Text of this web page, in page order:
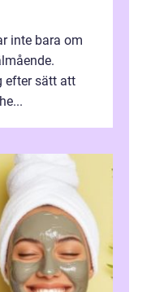
inte bara om
efter sätt att